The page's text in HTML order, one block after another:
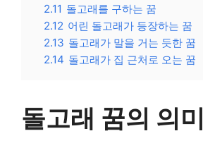
2.11 돌고래를 구하는 꿈
2.12 어린 돌고래가 등장하는 꿈
2.13 돌고래가 말을 거는 듯한 꿈
2.14 돌고래가 집 근처로 오는 꿈
돌고래 꿈의 의미